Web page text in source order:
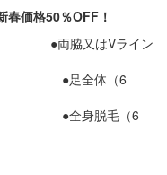
春価格50％OFF！
円 ●両脇又はVライン
円 ●足全体（6
円 ●全身脱毛（6